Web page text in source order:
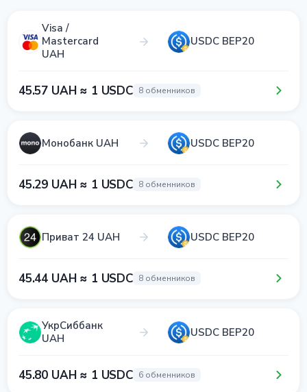
Visa /
Mastercard
UAH
USDC BEP20
45.57 UAH ≈ 1 USDC 8 обменников
Монобанк UAH USDC BEP20
45.29 UAH ≈ 1 USDC 8 обменников
Приват 24 UAH USDC BEP20
45.44 UAH ≈ 1 USDC 8 обменников
УкрСиббанк
UAH
USDC BEP20
45.80 UAH ≈ 1 USDC 6 обменников